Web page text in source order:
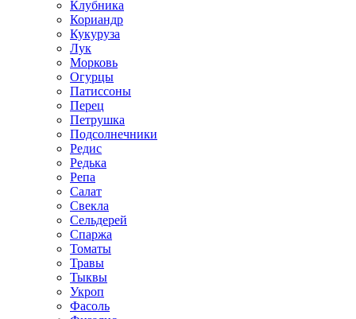
Клубника
Кориандр
Кукуруза
Лук
Морковь
Огурцы
Патиссоны
Перец
Петрушка
Подсолнечники
Редис
Редька
Репа
Салат
Свекла
Сельдерей
Спаржа
Томаты
Травы
Тыквы
Укроп
Фасоль